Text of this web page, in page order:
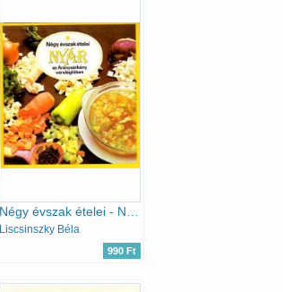
Négy évszak ételei - Nyár az Aranysárkány vendéglőben
Liscsinszky Béla
990 Ft